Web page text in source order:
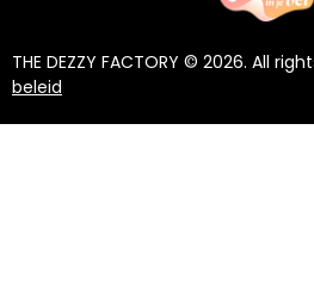
THE DEZZY FACTORY © 2026. All
beleid